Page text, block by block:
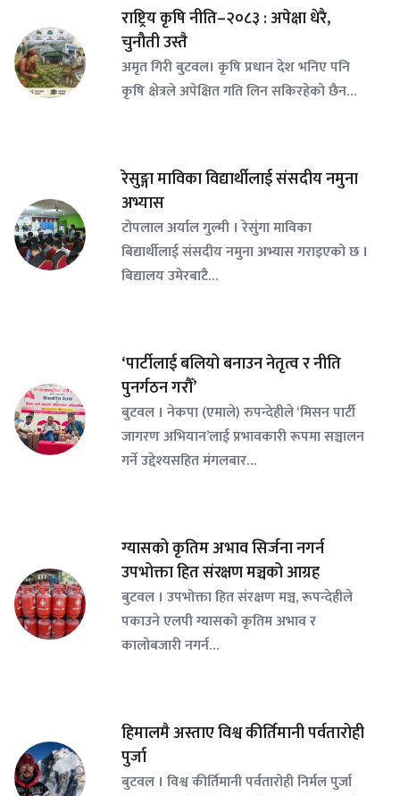
राष्ट्रिय कृषि नीति–२०८३ : अपेक्षा धेरै,
चुनौती उस्तै
अमृत गिरी बुटवल। कृषि प्रधान देश भनिए पनि
कृषि क्षेत्रले अपेक्षित गति लिन सकिरहेको छैन…
रेसुङ्गा माविका विद्यार्थीलाई संसदीय नमुना
अभ्यास
टोपलाल अर्याल गुल्मी । रेसुंगा माविका
बिद्यार्थीलाई संसदीय नमुना अभ्यास गराइएको छ ।
बिद्यालय उमेरबाटै…
‘पार्टीलाई बलियो बनाउन नेतृत्व र नीति
पुनर्गठन गरौँ’
बुटवल । नेकपा (एमाले) रुपन्देहीले ‘मिसन पार्टी
जागरण अभियान’लाई प्रभावकारी रूपमा सञ्चालन
गर्ने उद्देश्यसहित मंगलबार…
ग्यासको कृतिम अभाव सिर्जना नगर्न
उपभोक्ता हित संरक्षण मञ्चको आग्रह
बुटवल । उपभोक्ता हित संरक्षण मञ्च, रूपन्देहीले
पकाउने एलपी ग्यासको कृतिम अभाव र
कालोबजारी नगर्न…
हिमालमै अस्ताए विश्व कीर्तिमानी पर्वतारोही
पुर्जा
बुटवल । विश्व कीर्तिमानी पर्वतारोही निर्मल पुर्जा